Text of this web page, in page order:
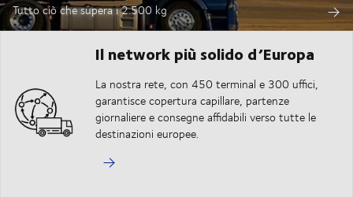
Tutto ciò che supera i 2.500 kg
Il network più solido d’Europa
La nostra rete, con 450 terminal e 300 uffici,
garantisce copertura capillare, partenze
giornaliere e consegne affidabili verso tutte le
destinazioni europee.